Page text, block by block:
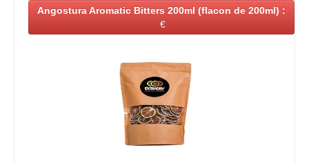
Angostura Aromatic Bitters 200ml (flacon de 200ml) :
€